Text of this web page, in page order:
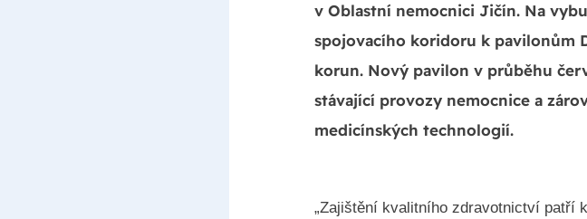
v Oblastní nemocnici Jičín. Na
spojovacího koridoru k pavilonům
korun. Nový pavilon v průběhu
stávající provozy nemocnice a
medicínských technologií.
„Zajištění kvalitního zdravotnictví patří